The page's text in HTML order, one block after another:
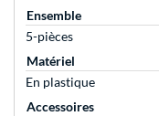
Ensemble
5-pièces
Matériel
En plastique
Accessoires